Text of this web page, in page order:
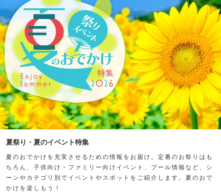
夏祭り・夏のイベント特集
夏のおでかけを充実させるための情報をお届け。定番のお祭りはも
ちろん、子供向け・ファミリー向けイベント、プール情報など、シ
ーンやカテゴリ別でイベントやスポットをご紹介します。夏のおで
かけを楽しもう！